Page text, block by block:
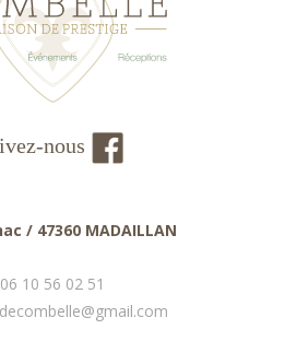
nous
/ 47360 MADAILLAN
06 10 56 02 51